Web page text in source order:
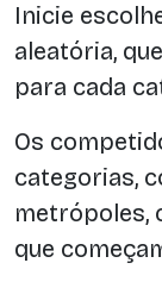
Inicie
aleatória,
para cada
Os
categorias,
metrópoles,
que